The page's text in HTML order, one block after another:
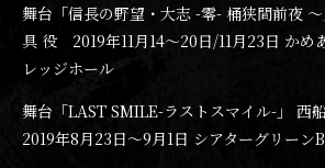
舞台「信長の野望・大志 -零- 桶狭間前夜
具 役 2019年11月14〜20日/11月23日 かめ
レッジホール
舞台「LAST SMILE-ラストスマイル-」 西
2019年8月23日〜9月1日 シアターグリーン